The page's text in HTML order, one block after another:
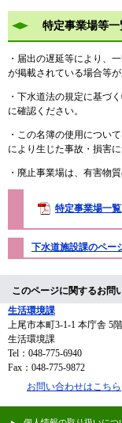
特定事業場等一
・届出の遅延等により、
が掲載されている場合等が
・下水道法の規定に基づ
に確認ください。
・この名簿の使用につい
により生じた事故・損害
・廃止事業場は、有害物
特定事業場一
下水道施設課のペー
このページに関するお問
生活環境課
上尾市本町3-1-1 本庁舎 5階
生活環境課
Tel：048-775-6940
Fax：048-775-9872
お問い合わせはこちら